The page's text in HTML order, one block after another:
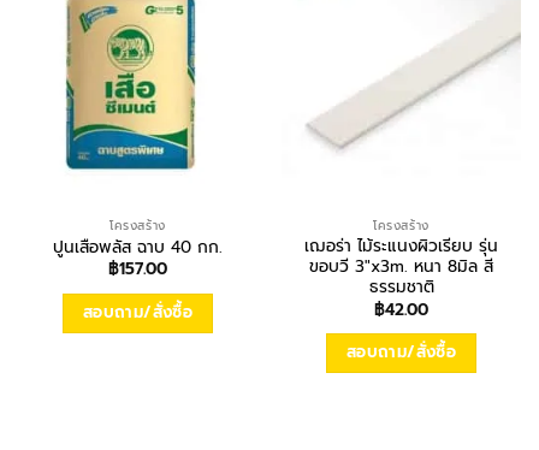
โครงสร้าง
ปูนเสือพลัส ฉาบ 40 กก.
฿157.00
สอบถาม/สั่งซื้อ
โครงสร้าง
เฌอร่า ไม้ระแนงผิวเรียบ รุ่น
ขอบวี 3″x3m. หนา 8มิล สี
ธรรมชาติ
฿42.00
สอบถาม/สั่งซื้อ